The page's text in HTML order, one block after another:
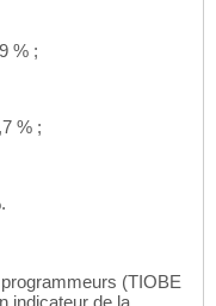
% ;
% ;
(TIOBE
indicateur de la